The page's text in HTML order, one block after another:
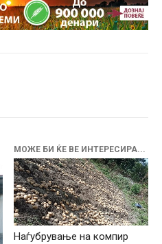
МОЖЕ БИ ЌЕ ВЕ ИНТЕРЕСИРА...
Наѓубрување на компир